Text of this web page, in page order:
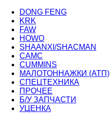
DONG FENG
KRK
FAW
HOWO
SHAANXI/SHACMAN
CAMC
CUMMINS
МАЛОТОННАЖКИ (АТП)
СПЕЦТЕХНИКА
ПРОЧЕЕ
Б/У ЗАПЧАСТИ
УЦЕНКА